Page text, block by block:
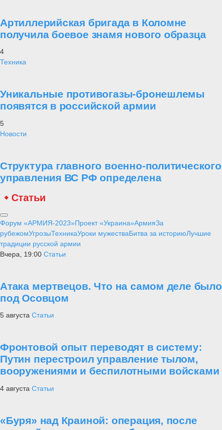
Артиллерийская бригада в Коломне
получила боевое знамя нового образца
4
Техника
Уникальные противогазы-бронешлемы
появятся в российской армии
5
Новости
Структура главного военно-политического
управления ВС РФ определена
Статьи
Форум «АРМИЯ-2023»Проект «Украина»АрмияЗа
рубежомУгрозыТехникаУроки мужестваБитва за историюЛучшие
традиции русской армии
Вчера, 19:00 Статьи
Атака мертвецов. Что на самом деле было
под Осовцом
5 августа Статьи
Фронтовой опыт переводят в систему:
Путин перестроил управление тылом,
вооружениями и беспилотными войсками
4 августа Статьи
«Буря» над Краиной: операция, после